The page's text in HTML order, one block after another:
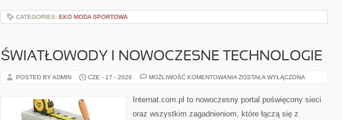
CATEGORIES: EKO MODA SPORTOWA
ŚWIATŁOWODY I NOWOCZESNE TECHNOLOGIE
POSTED BY ADMIN CZE - 17 - 2026 MOŻLIWOŚĆ KOMENTOWANIA ŚWIATŁOWODY
TECHNOLOGIE
ZOSTAŁA WYŁĄCZONA
Internat.com.pl to nowoczesny portal poświęcony sieci
oraz wszystkim zagadnieniom, które łączą się z